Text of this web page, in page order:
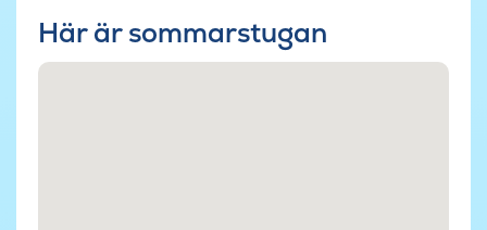
Här är sommarstugan